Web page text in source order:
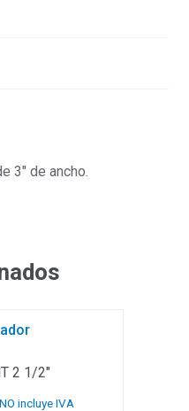
3″ de ancho.
2 1/2″
incluye IVA